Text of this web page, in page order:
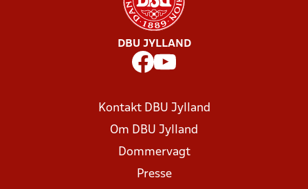
DBU JYLLAND
Kontakt DBU Jylland
Om DBU Jylland
Dommervagt
Presse